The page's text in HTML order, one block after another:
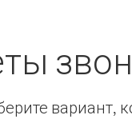
вариант,